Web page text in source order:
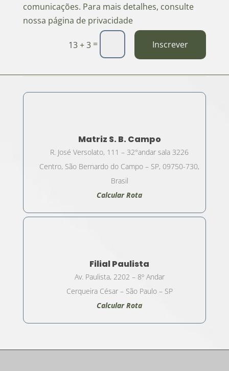
comunicações. Para mais detalhes, consulte
nossa página de privacidade
13 + 3 = Inscrever
Matriz S. B. Campo
R. José Versolato, 111 – 32°andar sala 3226
Centro, São Bernardo do Campo – SP, 09750-730,
Brasil
Calcular Rota
Filial Paulista
Av. Paulista, 2202 – 8º Andar
Cerqueira César – São Paulo – SP
Calcular Rota